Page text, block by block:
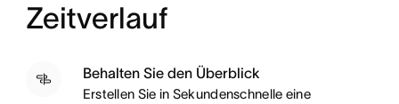
Zeitverlauf
Behalten Sie den Überblick
Erstellen Sie in Sekundenschnelle eine